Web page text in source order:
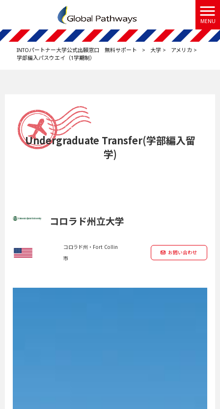
MENU
INTOパートナー大学公式出願窓口 無料サポート > 大学 > アメリカ >
学部編入パスウエイ（1学期制）
Undergraduate Transfer(学部編入留
学)
コロラド州立大学
コロラド州・Fort Collin
市
お問い合わせ